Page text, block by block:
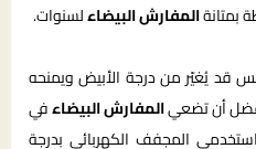
بمتانةالمفارش البيضاءلسنوات.
قد يُغيّر من درجة الأبيض ويمنحه
أن تضعيالمفارش البيضاءفي
المجفف الكهربائي بدرجة